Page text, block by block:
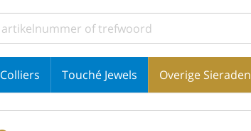
Colliers Touché Jewels Overige Sieraden